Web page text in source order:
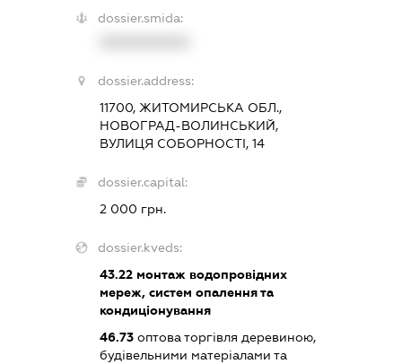
dossier.smida:
dossier.address:
11700, ЖИТОМИРСЬКА ОБЛ.,
НОВОГРАД-ВОЛИНСЬКИЙ,
ВУЛИЦЯ СОБОРНОСТІ, 14
dossier.capital:
2 000 грн.
dossier.kveds:
43.22монтаж водопровідних
мереж, систем опалення та
кондиціонування
46.73оптова торгівля деревиною,
будівельними матеріалами та